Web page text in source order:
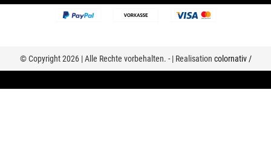
© Copyright 2026 | Alle Rechte vorbehalten. - | Realisation colornativ /